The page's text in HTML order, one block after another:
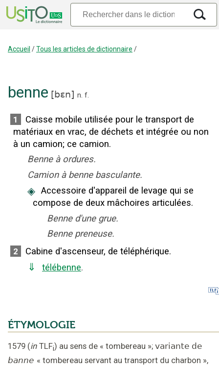
Accueil /Tous les articles de dictionnaire /
benne [bɛn] n. f.
1
Caisse mobile utilisée pour le transport de
matériaux en vrac, de déchets et intégrée ou non
à un camion; ce camion.
Benne à ordures.
Camion à benne basculante.
◈ Accessoire d'appareil de levage qui se
compose de deux mâchoires articulées.
Benne d'une grue.
Benne preneuse.
2 Cabine d'ascenseur, de téléphérique.
⇓ télébenne.
ÉTYMOLOGIE
1579 (in TLFi) au sens de « tombereau »; variante de
banne « tombereau servant au transport du charbon »,